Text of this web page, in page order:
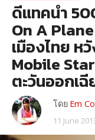
ดีแทคนำ
On A
เมืองไทย ห
Mobile
ตะวันออกเฉี
โดย Em
11 June